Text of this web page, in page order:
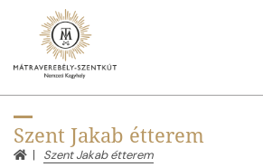
Szent Jakab étterem
Szent Jakab étterem